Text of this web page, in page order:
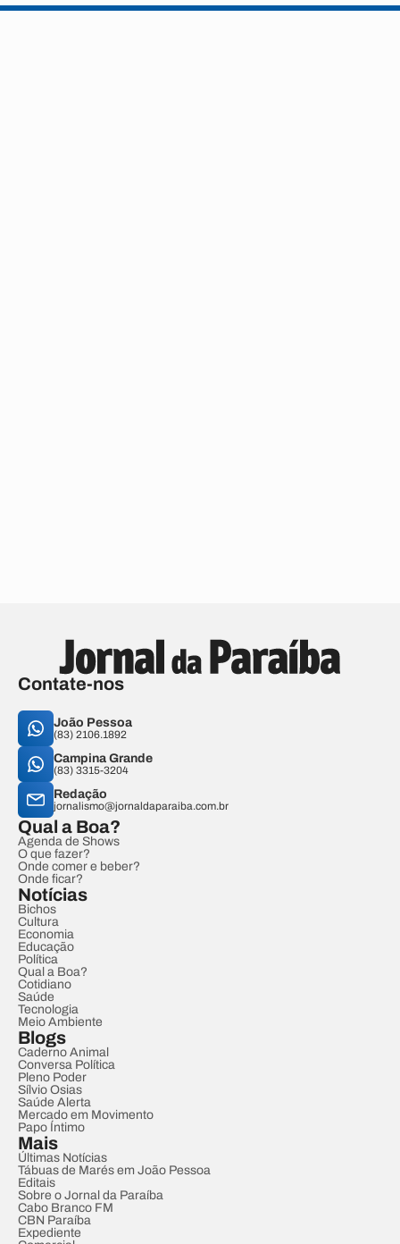
Contate-nos
João Pessoa
(83) 2106.1892
Campina Grande
(83) 3315-3204
Redação
jornalismo@jornaldaparaiba.com.br
Qual a Boa?
Agenda de Shows
O que fazer?
Onde comer e beber?
Onde ficar?
Notícias
Bichos
Cultura
Economia
Educação
Política
Qual a Boa?
Cotidiano
Saúde
Tecnologia
Meio Ambiente
Blogs
Caderno Animal
Conversa Política
Pleno Poder
Sílvio Osias
Saúde Alerta
Mercado em Movimento
Papo Íntimo
Mais
Últimas Notícias
Tábuas de Marés em João Pessoa
Editais
Sobre o Jornal da Paraíba
Cabo Branco FM
CBN Paraíba
Expediente